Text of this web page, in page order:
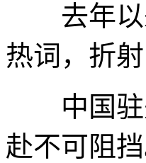
去年以来
热词，折
中国驻
赴不可阻